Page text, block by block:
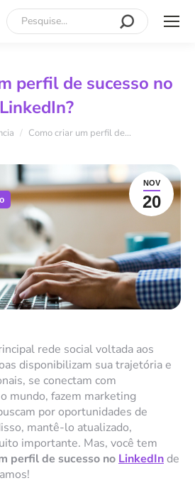
Search:
perfil de sucesso no
LinkedIn?
Como criar um perfil de…
NOV
20
rede social voltada aos
disponibilizam sua trajetória e
se conectam com
mundo, fazem marketing
por oportunidades de
mantê-lo atualizado,
importante. Mas, você tem
perfil de sucesso no LinkedInde